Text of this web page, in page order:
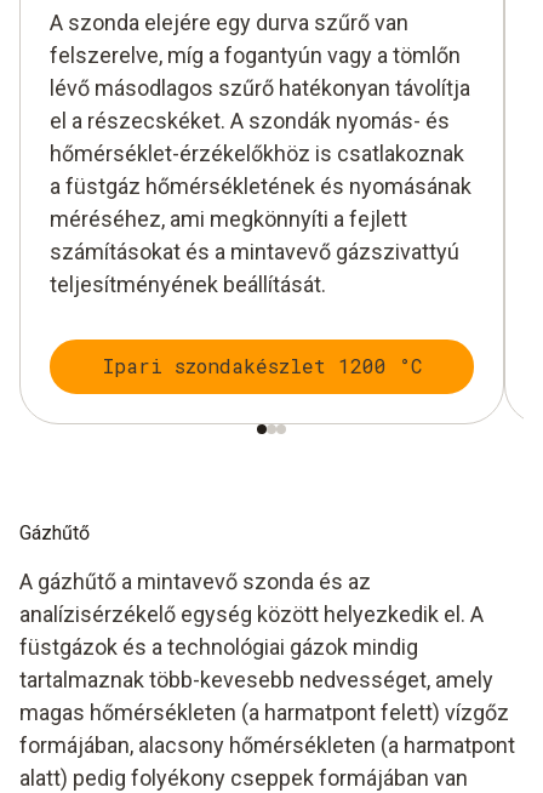
A szonda elejére egy durva szűrő van
felszerelve, míg a fogantyún vagy a tömlőn
lévő másodlagos szűrő hatékonyan távolítja
el a részecskéket. A szondák nyomás- és
hőmérséklet-érzékelőkhöz is csatlakoznak
a füstgáz hőmérsékletének és nyomásának
méréséhez, ami megkönnyíti a fejlett
számításokat és a mintavevő gázszivattyú
teljesítményének beállítását.
Ipari szondakészlet 1200 °C
Gázhűtő
A gázhűtő a mintavevő szonda és az
analízisérzékelő egység között helyezkedik el. A
füstgázok és a technológiai gázok mindig
tartalmaznak több-kevesebb nedvességet, amely
magas hőmérsékleten (a harmatpont felett) vízgőz
formájában, alacsony hőmérsékleten (a harmatpont
alatt) pedig folyékony cseppek formájában van